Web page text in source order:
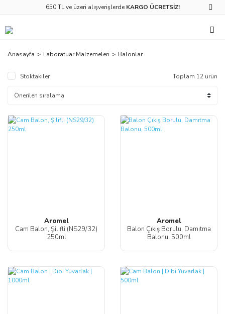
650 TL ve üzeri alışverişlerde KARGO ÜCRETSİZ!
Anasayfa Laboratuar Malzemeleri Balonlar
Stoktakiler Toplam 12 ürün
Aromel
Cam Balon, Şilifli (NS29/32)
250ml
Aromel
Balon Çıkış Borulu, Damıtma
Balonu, 500ml